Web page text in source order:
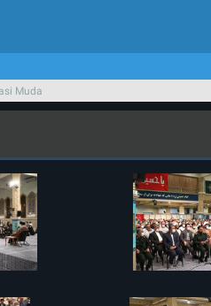
Muda